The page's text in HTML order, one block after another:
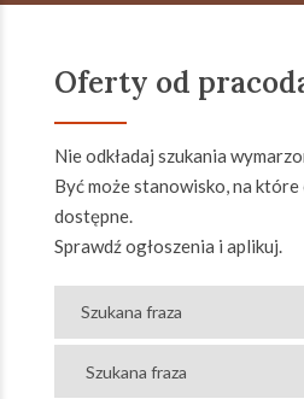
Oferty od
Nie odkładaj szukania
Być może stanowisko, na które
dostępne.
Sprawdź ogłoszenia i aplikuj.